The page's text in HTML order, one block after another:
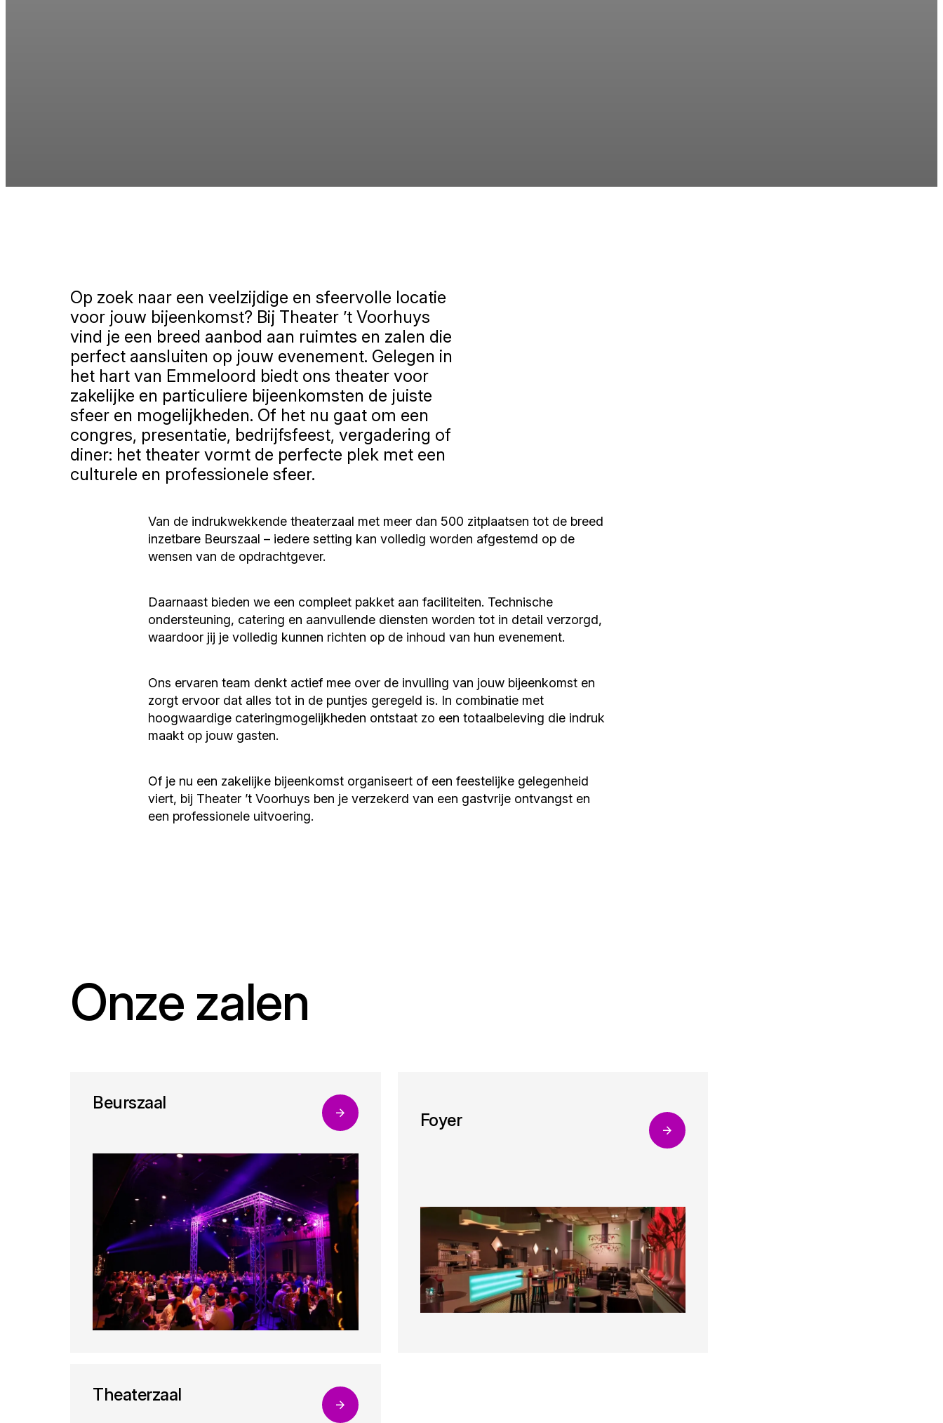
Op zoek naar een veelzijdige en sfeervolle locatie
voor jouw bijeenkomst? Bij Theater ’t Voorhuys
vind je een breed aanbod aan ruimtes en zalen die
perfect aansluiten op jouw evenement. Gelegen in
het hart van Emmeloord biedt ons theater voor
zakelijke en particuliere bijeenkomsten de juiste
sfeer en mogelijkheden. Of het nu gaat om een
congres, presentatie, bedrijfsfeest, vergadering of
diner: het theater vormt de perfecte plek met een
culturele en professionele sfeer.
Van de indrukwekkende theaterzaal met meer dan 500 zitplaatsen tot de breed
inzetbare Beurszaal – iedere setting kan volledig worden afgestemd op de
wensen van de opdrachtgever.
Daarnaast bieden we een compleet pakket aan faciliteiten. Technische
ondersteuning, catering en aanvullende diensten worden tot in detail verzorgd,
waardoor jij je volledig kunnen richten op de inhoud van hun evenement.
Ons ervaren team denkt actief mee over de invulling van jouw bijeenkomst en
zorgt ervoor dat alles tot in de puntjes geregeld is. In combinatie met
hoogwaardige cateringmogelijkheden ontstaat zo een totaalbeleving die indruk
maakt op jouw gasten.
Of je nu een zakelijke bijeenkomst organiseert of een feestelijke gelegenheid
viert, bij Theater ’t Voorhuys ben je verzekerd van een gastvrije ontvangst en
een professionele uitvoering.
Onze zalen
Beurszaal
Foyer
Theaterzaal